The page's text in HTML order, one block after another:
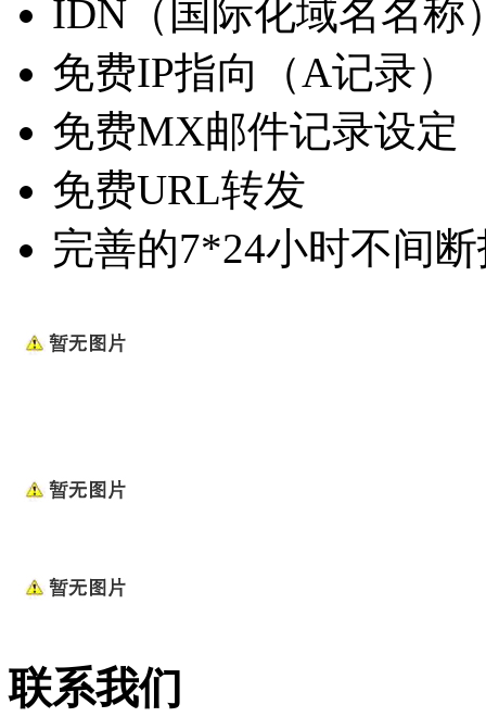
IDN（国际化域名名称
免费IP指向（A记录）
免费MX邮件记录设定
免费URL转发
完善的7*24小时不间
联系我们